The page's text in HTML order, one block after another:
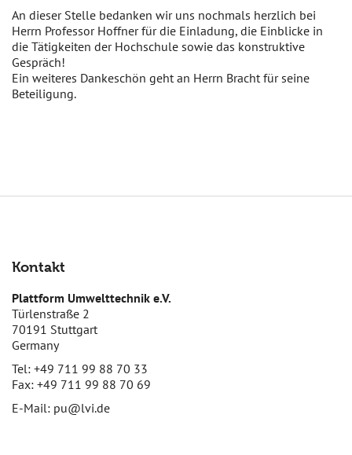
An dieser Stelle bedanken wir uns nochmals herzlich bei
Herrn Professor Hoffner für die Einladung, die Einblicke in
die Tätigkeiten der Hochschule sowie das konstruktive
Gespräch!
Ein weiteres Dankeschön geht an Herrn Bracht für seine
Beteiligung.
Kontakt
Plattform Umwelttechnik e.V.
Türlenstraße 2
70191 Stuttgart
Germany
Tel: +49 711 99 88 70 33
Fax: +49 711 99 88 70 69
E-Mail: pu@lvi.de